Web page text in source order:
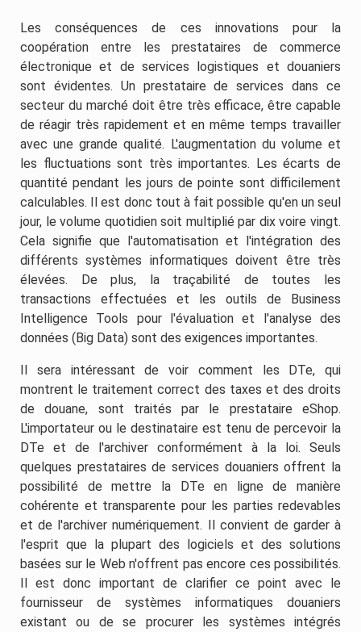
Les conséquences de ces innovations pour la
coopération entre les prestataires de commerce
électronique et de services logistiques et douaniers
sont évidentes. Un prestataire de services dans ce
secteur du marché doit être très efficace, être capable
de réagir très rapidement et en même temps travailler
avec une grande qualité. L'augmentation du volume et
les fluctuations sont très importantes. Les écarts de
quantité pendant les jours de pointe sont difficilement
calculables. Il est donc tout à fait possible qu'en un seul
jour, le volume quotidien soit multiplié par dix voire vingt.
Cela signifie que l'automatisation et l'intégration des
différents systèmes informatiques doivent être très
élevées. De plus, la traçabilité de toutes les
transactions effectuées et les outils de Business
Intelligence Tools pour l'évaluation et l'analyse des
données (Big Data) sont des exigences importantes.
Il sera intéressant de voir comment les DTe, qui
montrent le traitement correct des taxes et des droits
de douane, sont traités par le prestataire eShop.
L'importateur ou le destinataire est tenu de percevoir la
DTe et de l'archiver conformément à la loi. Seuls
quelques prestataires de services douaniers offrent la
possibilité de mettre la DTe en ligne de manière
cohérente et transparente pour les parties redevables
et de l'archiver numériquement. Il convient de garder à
l'esprit que la plupart des logiciels et des solutions
basées sur le Web n'offrent pas encore ces possibilités.
Il est donc important de clarifier ce point avec le
fournisseur de systèmes informatiques douaniers
existant ou de se procurer les systèmes intégrés